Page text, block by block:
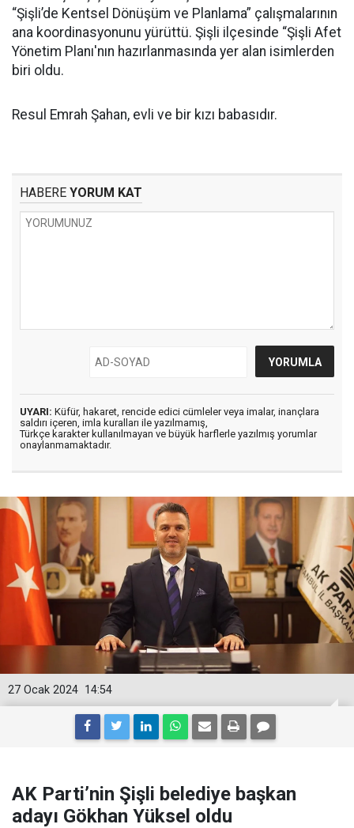
“Şişli’de Kentsel Dönüşüm ve Planlama” çalışmalarının
ana koordinasyonunu yürüttü. Şişli ilçesinde “Şişli Afet
Yönetim Planı'nın hazırlanmasında yer alan isimlerden
biri oldu.
Resul Emrah Şahan, evli ve bir kızı babasıdır.
HABERE YORUM KAT
UYARI: Küfür, hakaret, rencide edici cümleler veya imalar, inançlara
saldırı içeren, imla kuralları ile yazılmamış,
Türkçe karakter kullanılmayan ve büyük harflerle yazılmış yorumlar
onaylanmamaktadır.
14:54
27 Ocak 2024
AK Parti’nin Şişli belediye başkan
adayı Gökhan Yüksel oldu